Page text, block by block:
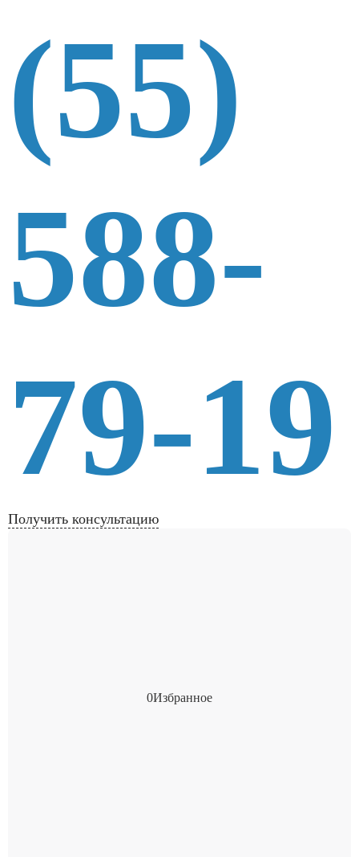
(55)
588-
79-19
Получить консультацию
0Избранное